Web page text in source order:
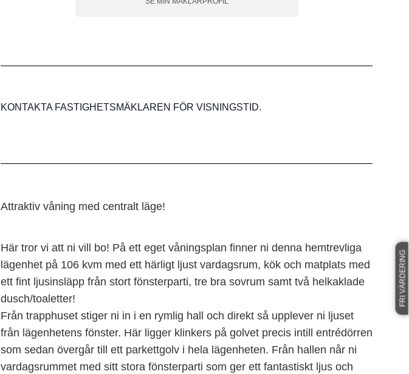
KONTAKTA FASTIGHETSMÄKLAREN FÖR VISNINGSTID.
Attraktiv våning med centralt läge!
Här tror vi att ni vill bo! På ett eget våningsplan finner ni denna hemtrevliga
lägenhet på 106 kvm med ett härligt ljust vardagsrum, kök och matplats med
ett fint ljusinsläpp från stort fönsterparti, tre bra sovrum samt två helkaklade
dusch/toaletter!
Från trapphuset stiger ni in i en rymlig hall och direkt så upplever ni ljuset
från lägenhetens fönster. Här ligger klinkers på golvet precis intill entrédörren
som sedan övergår till ett parkettgolv i hela lägenheten. Från hallen når ni
vardagsrummet med sitt stora fönsterparti som ger ett fantastiskt ljus och
FRI VÄRDERING